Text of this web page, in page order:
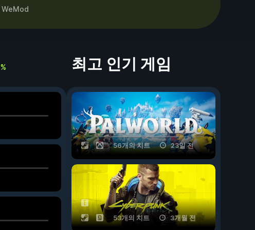
WeMod
% 최고 인기 게임
56개의 치트 23일 전
53개의 치트 3개월 전